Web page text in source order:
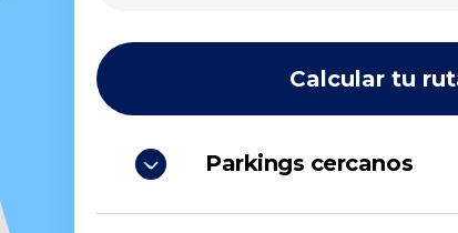
Calcular tu
Parkings cercanos